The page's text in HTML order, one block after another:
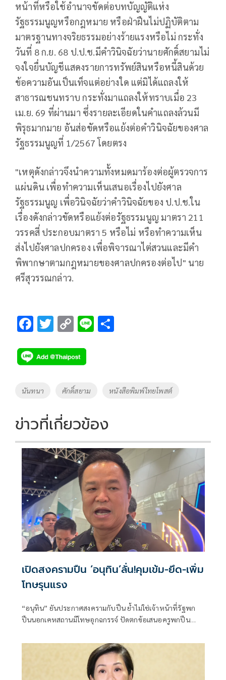
หน้าที่หรือใช้อำนาจขัดต่อบทบัญญัติแห่ง
รัฐธรรมนูญหรือกฎหมาย หรือฝ่าฝืนไม่ปฏิบัติตาม
มาตรฐานทางจริยธรรมอย่างร้ายแรงหรือไม่ กระทั่ง
วันที่ 8 ก.ย. 68 ป.ป.ช.มีคำวินิจฉัยว่านายศักดิ์สยามไม่
จงใจยื่นบัญชีแสดงรายการทรัพย์สินหรือหนี้สินด้วย
ข้อความอันเป็นเท็จแต่อย่างใด แต่มิได้แถลงให้
สาธารณชนทราบ กระทั่งมาแถลงให้ทราบเมื่อ 23
เม.ย. 69 ที่ผ่านมา ซึ่งรายละเอียดในคำแถลงล้วนมี
พิรุธมากมาย อันส่อขัดหรือแย้งต่อคำวินิจฉัยของศาล
รัฐธรรมนูญที่ 1/2567 โดยตรง
"เหตุดังกล่าวจึงนำความทั้งหมดมาร้องต่อผู้ตรวจการ
แผ่นดิน เพื่อทำความเห็นเสนอเรื่องไปยังศาล
รัฐธรรมนูญ เพื่อวินิจฉัยว่าคำวินิจฉัยของ ป.ป.ช.ใน
เรื่องดังกล่าวขัดหรือแย้งต่อรัฐธรรมนูญ มาตรา 211
วรรคสี่ ประกอบมาตรา 5 หรือไม่ หรือทำความเห็น
ส่งไปยังศาลปกครอง เพื่อพิจารณาไต่สวนและมีคำ
พิพากษาตามกฎหมายของศาลปกครองต่อไป" นาย
ศรีสุวรรณกล่าว.
F
e
b
o
k
T
tt
er
C
p
y
Li
k
Li
Tags
นันทนา ศักดิ์สยาม หนังสือพิมพ์ไทยโพสต์
ข่าวที่เกี่ยวข้อง
เปิดสงครามปืน ‘อนุทิน’ลั่น!คุมเข้ม-ยึด-เพิ่ม
โทษรุนแรง
“อนุทิน” ยันประกาศสงครามกับปืน ย้ำไม่ใช่เจ้าหน้าที่รัฐพก
ปืนนอกเคหสถานมีโทษอุกฉกรรจ์ ปัดตกข้อเสนอครูพกปืน
เจ้าของเป็นผู้ต้องหาร่วม